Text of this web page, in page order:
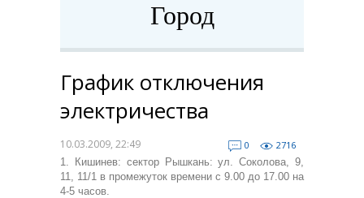
Город
График отключения
электричества
10.03.2009, 22:49 0
2716
1. Кишинев: сектор Рышкань: ул. Соколова, 9,
11, 11/1 в промежуток времени с 9.00 до 17.00 на
4-5 часов.